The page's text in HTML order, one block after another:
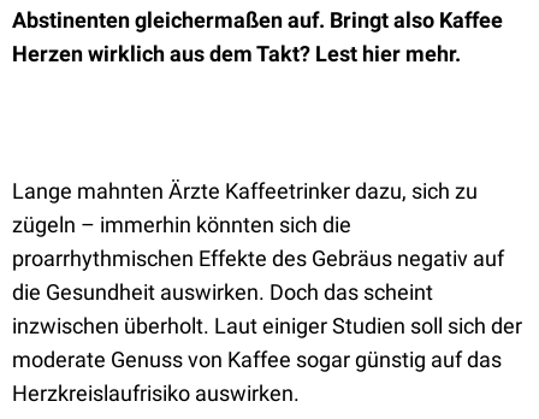
Abstinenten gleichermaßen auf. Bringt also Kaffee
Herzen wirklich aus dem Takt? Lest hier mehr.
Lange mahnten Ärzte Kaffeetrinker dazu, sich zu
zügeln – immerhin könnten sich die
proarrhythmischen Effekte des Gebräus negativ auf
die Gesundheit auswirken. Doch das scheint
inzwischen überholt. Laut einiger Studien soll sich der
moderate Genuss von Kaffee sogar günstig auf das
Herzkreislaufrisiko auswirken.